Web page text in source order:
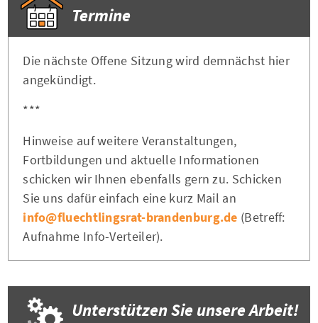
Termine
Die nächste Offene Sitzung wird demnächst hier
angekündigt.
***
Hinweise auf weitere Veranstaltungen,
Fortbildungen und aktuelle Informationen
schicken wir Ihnen ebenfalls gern zu. Schicken
Sie uns dafür einfach eine kurz Mail an
info@fluechtlingsrat-brandenburg.de (Betreff:
Aufnahme Info-Verteiler).
Unterstützen Sie unsere Arbeit!